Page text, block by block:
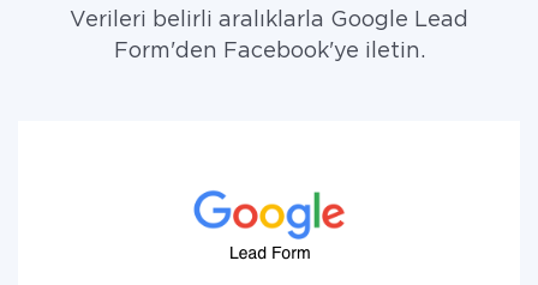
Verileri belirli aralıklarla Google Lead
Form'den Facebook'ye iletin.